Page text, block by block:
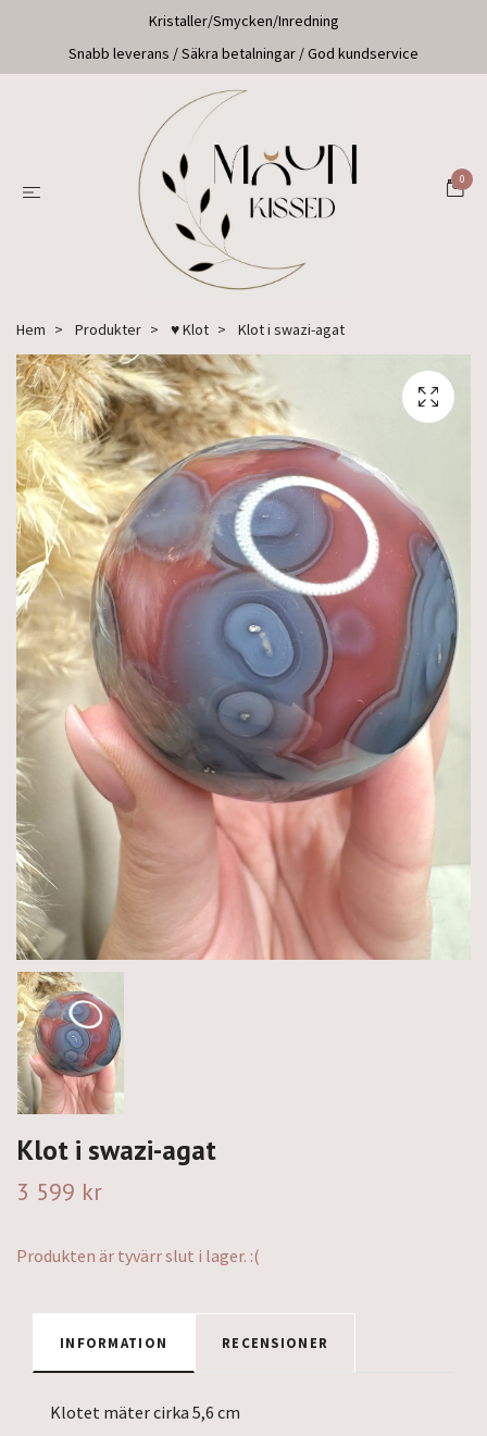
Kristaller/Smycken/Inredning
Snabb leverans / Säkra betalningar / God kundservice
0
Hem Produkter ♥ Klot Klot i swazi-agat
Klot i swazi-agat
3 599 kr
Produkten är tyvärr slut i lager. :(
INFORMATION RECENSIONER
Klotet mäter cirka 5,6 cm